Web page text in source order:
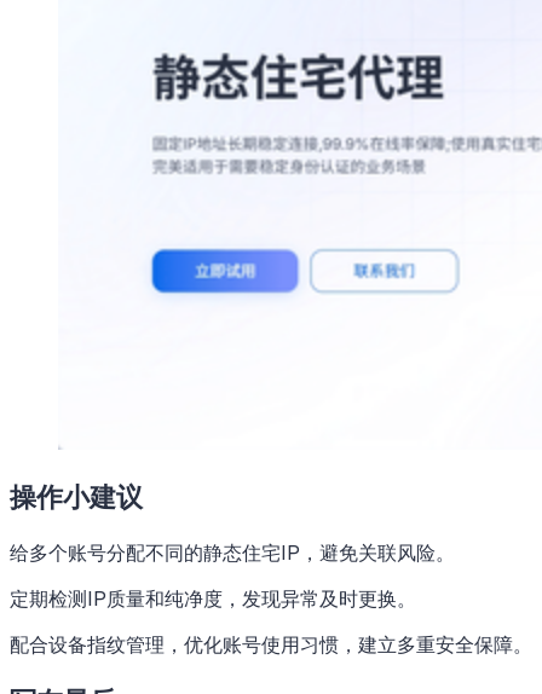
操作小建议
给多个账号分配不同的静态住宅IP，避免关联风险。
定期检测IP质量和纯净度，发现异常及时更换。
配合设备指纹管理，优化账号使用习惯，建立多重安全保障。